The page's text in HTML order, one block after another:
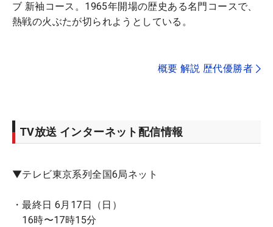
ブ 新袖コース。1965年開場の歴史ある名門コースで、
熱戦の火ぶたが切られようとしている。
概要 解説 歴代優勝者
TV放送 インターネット配信情報
▼テレビ東京系列全国6局ネット
・最終日 6月17日（日）
16時〜17時15分